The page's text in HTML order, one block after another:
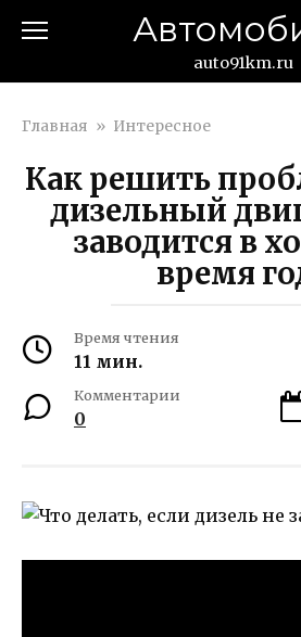
auto91km.ru
Главная » Интересное
Как решить
дизельный
заводится в
время
Время чтения
11 мин.
Комментарии
0